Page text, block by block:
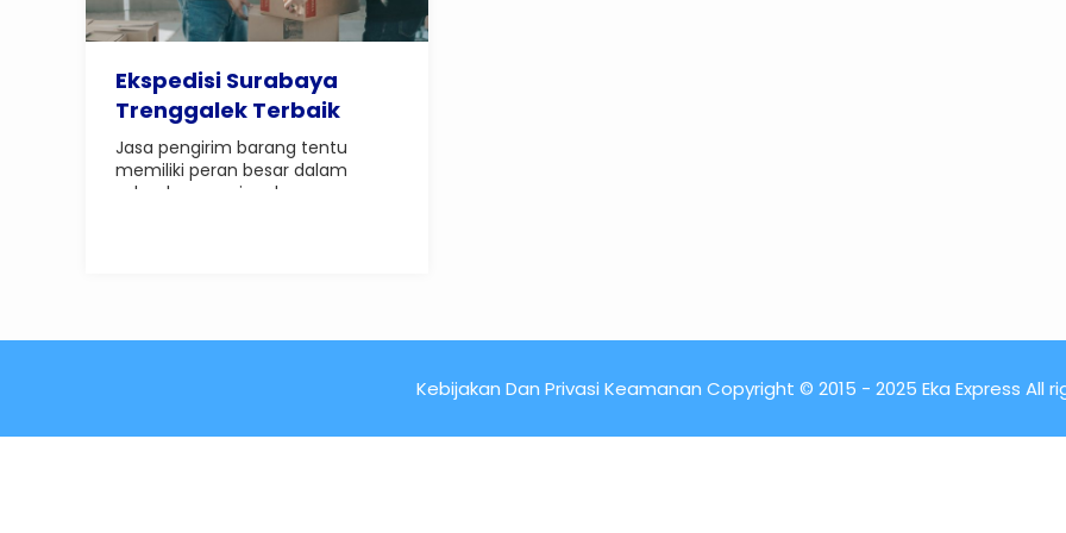
Ekspedisi Surabaya
Trenggalek Terbaik
Jasa pengirim barang tentu
memiliki peran besar dalam
sebuah operasional..
Kebijakan Dan Privasi Keamanan Copyright © 2015 - 2025 Eka Express All